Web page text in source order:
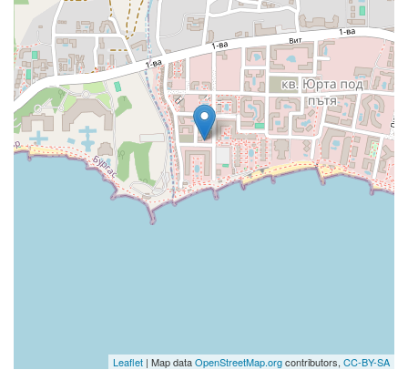
Leaflet | Map dataOpenStreetMap.orgcontributors, CC-BY-SA